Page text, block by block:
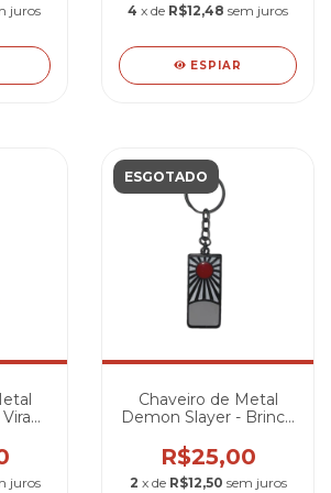
juros 4 x de R$12,48 sem juros
ESPIAR
juros
ESGOTADO
Chaveiro de Metal
Demon Slayer - Brinco
R$25,00
2 x de R$12,50 sem juros